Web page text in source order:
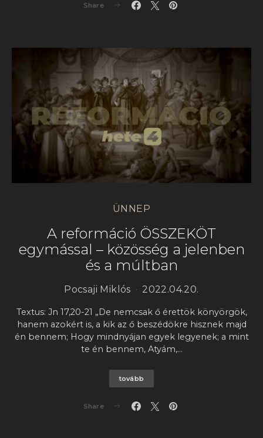
Share
ÜNNEP
A reformáció ÖSSZEKÖT
egymással – közösség a jelenben
és a múltban
Pocsaji Miklós 2022.04.20.
Textus: Jn 17,20-21 „De nemcsak ő érettök könyörgök,
hanem azokért is, a kik az ő beszédökre hisznek majd
én bennem; Hogy mindnyájan egyek legyenek; a mint
te én bennem, Atyám,…
tovább
Share